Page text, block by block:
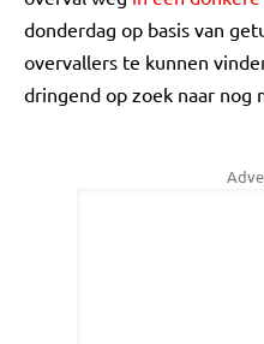
donderdag op basis van
overvallers te kunnen
dringend op zoek naar nog